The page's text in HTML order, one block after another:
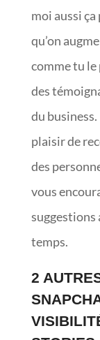
moi aussi ça
qu’on
comme tu le
des
du
plaisir de
des
vous
suggestions
temps.
2